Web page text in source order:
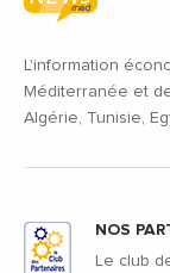
L'information
Méditerranée et
Algérie, Tunisie,
NOS
Le club